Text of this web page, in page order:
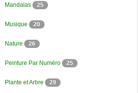
Mandalas 25
Musique 20
Nature 26
Peinture Par Numéro 25
Plante et Arbre 29